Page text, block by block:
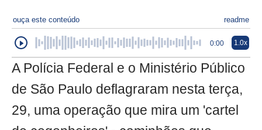
ouça este conteúdo readme
0:00 1.0x
A Polícia Federal e o Ministério Público
de São Paulo deflagraram nesta terça,
29, uma operação que mira um 'cartel